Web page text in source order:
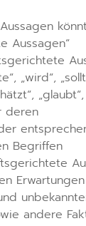
Aussagen“
„wird“,
deren
Begriffen
andere